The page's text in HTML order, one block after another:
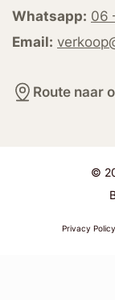
Whatsapp: 06
Email:
Route naar
©
Privacy Policy